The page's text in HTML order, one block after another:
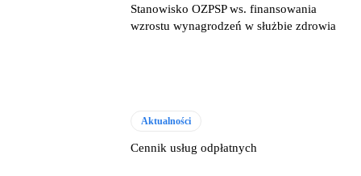
Stanowisko OZPSP ws. finansowania
wzrostu wynagrodzeń w służbie zdrowia
Aktualności
Cennik usług odpłatnych